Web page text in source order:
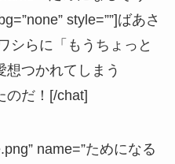
style=””]ばあさ
シらに「もうちょっと
想つかれてしまう
のだ！[/chat]
name=”ためになる